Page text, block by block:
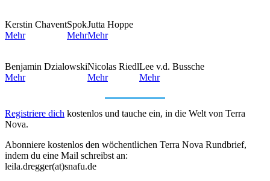
Kerstin Chavent
Mehr
Spok
Mehr
Jutta Hoppe
Mehr
Benjamin Dzialowski
Mehr
Nicolas Riedl
Mehr
Lee v.d. Bussche
Mehr
Registriere dich kostenlos und tauche ein, in die Welt von Terra
Nova.
Abonniere kostenlos den wöchentlichen Terra Nova Rundbrief,
indem du eine Mail schreibst an:
leila.dregger(at)snafu.de